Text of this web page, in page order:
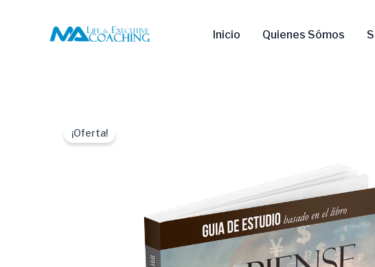
contenido
Inicio Quienes Sómos
¡Oferta!